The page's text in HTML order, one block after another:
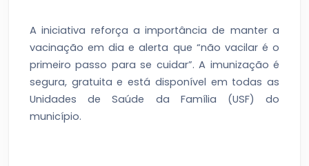
A iniciativa reforça a importância de manter a
vacinação em dia e alerta que “não vacilar é o
primeiro passo para se cuidar”. A imunização é
segura, gratuita e está disponível em todas as
Unidades de Saúde da Família (USF) do
município.